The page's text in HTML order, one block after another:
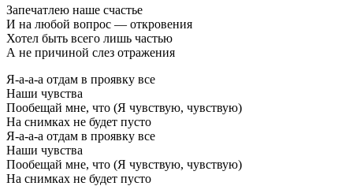
Запечатлею наше счастье
И на любой вопрос — откровения
Хотел быть всего лишь частью
А не причиной слез отражения
Я-а-а-а отдам в проявку все
Наши чувства
Пообещай мне, что (Я чувствую, чувствую)
На снимках не будет пусто
Я-а-а-а отдам в проявку все
Наши чувства
Пообещай мне, что (Я чувствую, чувствую)
На снимках не будет пусто